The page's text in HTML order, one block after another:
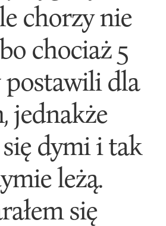
chorzy nie
chociaż 5
postawili dla
jednakże
dymi i tak
leżą.
się